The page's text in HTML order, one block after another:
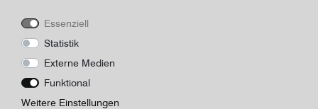
Neuhaus, Lisi
18,00 EUR
Inhalt1Stück
Essenziell
Statistik
Externe Medien
Funktional
Weitere Einstellungen